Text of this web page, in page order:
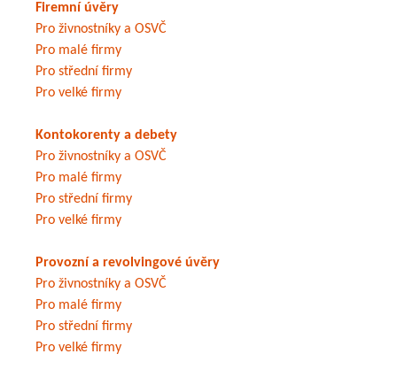
Firemní úvěry
Pro živnostníky a OSVČ
Pro malé firmy
Pro střední firmy
Pro velké firmy
Kontokorenty a debety
Pro živnostníky a OSVČ
Pro malé firmy
Pro střední firmy
Pro velké firmy
Provozní a revolvingové úvěry
Pro živnostníky a OSVČ
Pro malé firmy
Pro střední firmy
Pro velké firmy